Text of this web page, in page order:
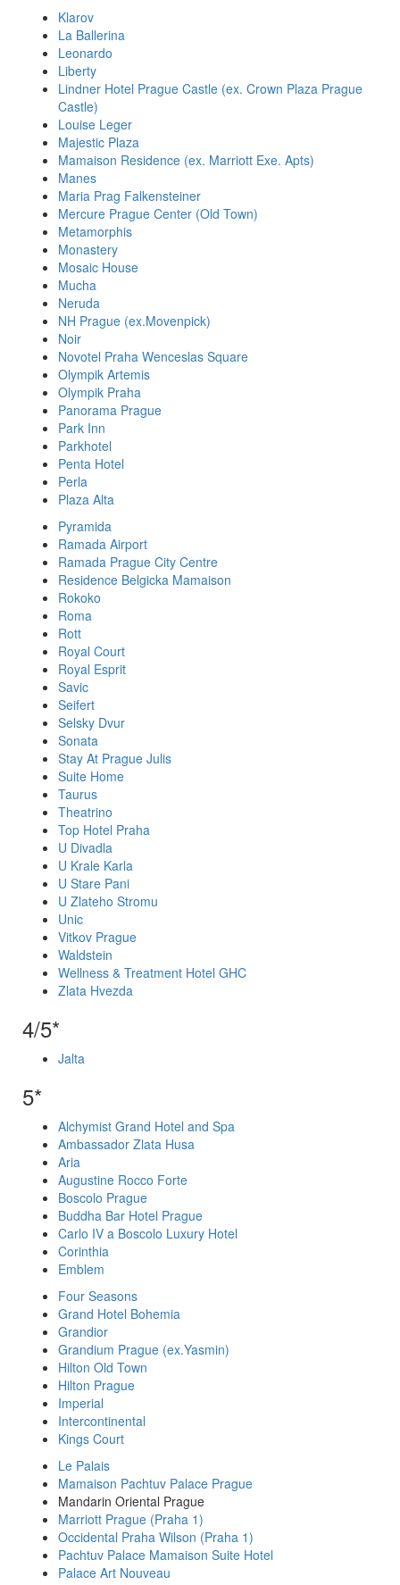
Klarov
La Ballerina
Leonardo
Liberty
Lindner Hotel Prague Castle (ex. Crown Plaza Prague
Castle)
Louise Leger
Majestic Plaza
Mamaison Residence (ex. Marriott Exe. Apts)
Manes
Maria Prag Falkensteiner
Mercure Prague Center (Old Town)
Metamorphis
Monastery
Mosaic House
Mucha
Neruda
NH Prague (ex.Movenpick)
Noir
Novotel Praha Wenceslas Square
Olympik Artemis
Olympik Praha
Panorama Prague
Park Inn
Parkhotel
Penta Hotel
Perla
Plaza Alta
Pyramida
Ramada Airport
Ramada Prague City Centre
Residence Belgicka Mamaison
Rokoko
Roma
Rott
Royal Court
Royal Esprit
Savic
Seifert
Selsky Dvur
Sonata
Stay At Prague Julis
Suite Home
Taurus
Theatrino
Top Hotel Praha
U Divadla
U Krale Karla
U Stare Pani
U Zlateho Stromu
Unic
Vitkov Prague
Waldstein
Wellness & Treatment Hotel GHC
Zlata Hvezda
4/5*
Jalta
5*
Alchymist Grand Hotel and Spa
Ambassador Zlata Husa
Aria
Augustine Rocco Forte
Boscolo Prague
Buddha Bar Hotel Prague
Carlo IV a Boscolo Luxury Hotel
Corinthia
Emblem
Four Seasons
Grand Hotel Bohemia
Grandior
Grandium Prague (ex.Yasmin)
Hilton Old Town
Hilton Prague
Imperial
Intercontinental
Kings Court
Le Palais
Mamaison Pachtuv Palace Prague
Mandarin Oriental Prague
Marriott Prague (Praha 1)
Occidental Praha Wilson (Praha 1)
Pachtuv Palace Mamaison Suite Hotel
Palace Art Nouveau